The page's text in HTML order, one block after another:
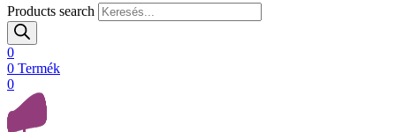
Products search
0
0 Termék
0